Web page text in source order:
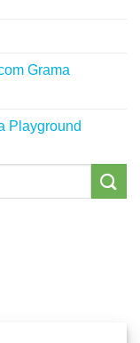
Grama
Playground